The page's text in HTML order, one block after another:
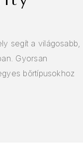
segít a világosabb,
Gyorsan
bőrtípusokhoz